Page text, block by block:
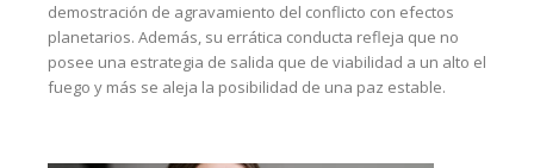
demostración de agravamiento del conflicto con efectos
planetarios. Además, su errática conducta refleja que no
posee una estrategia de salida que de viabilidad a un alto el
fuego y más se aleja la posibilidad de una paz estable.